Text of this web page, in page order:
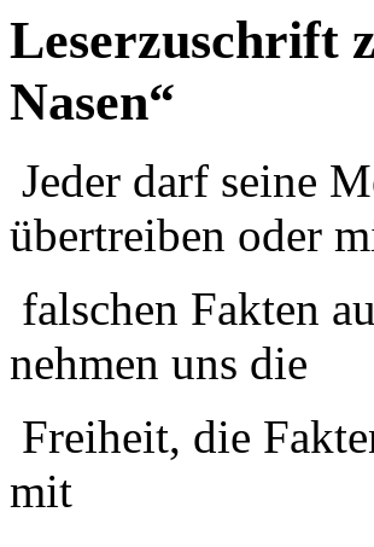
Leserzuschrift
Nasen“
Jeder darf seine
übertreiben oder
falschen Fakten
nehmen uns die
Freiheit, die
mit